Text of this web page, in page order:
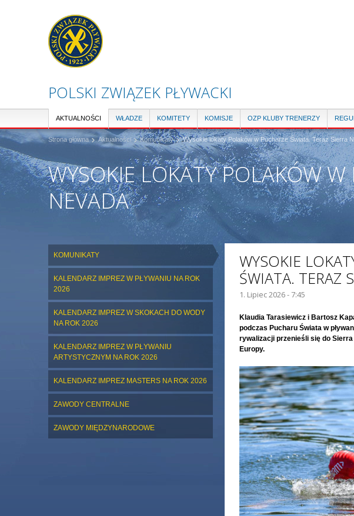
POLSKI ZWIĄZEK PŁYWACKI
AKTUALNOŚCI WŁADZE KOMITETY KOMISJE OZP KLUBY TRENERZY
Strona główna Aktualności Komunikaty Wysokie lokaty Polaków w Pucharze Świata. Teraz Sierra
WYSOKIE LOKATY POLAKÓW
NEVADA
KOMUNIKATY
KALENDARZ IMPREZ W PŁYWANIU NA ROK
2026
KALENDARZ IMPREZ W SKOKACH DO WODY
NA ROK 2026
KALENDARZ IMPREZ W PŁYWANIU
ARTYSTYCZNYM NA ROK 2026
KALENDARZ IMPREZ MASTERS NA ROK 2026
ZAWODY CENTRALNE
ZAWODY MIĘDZYNARODOWE
WYSOKIE
ŚWIATA. TERAZ
1. Lipiec 2026 - 7:45
Klaudia Tarasiewicz i Bartosz
podczas Pucharu Świata w
rywalizacji przenieśli się do
Europy.